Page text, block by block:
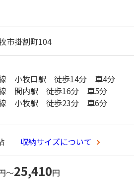
市掛割町104
線 小牧口駅 徒歩14分 車4分
線 間内駅 徒歩16分 車5分
線 小牧駅 徒歩23分 車6分
収納サイズについて
～25,410円